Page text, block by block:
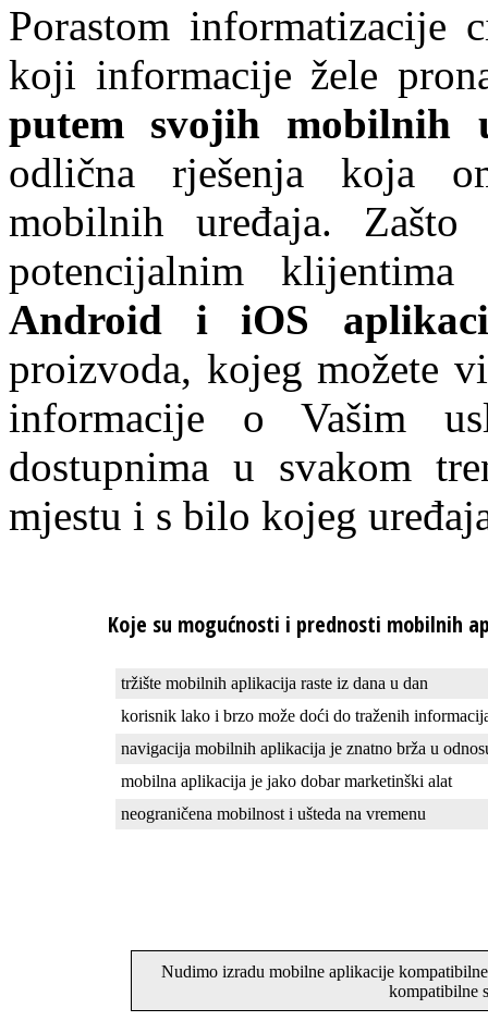
Porastom
koji informacije žele
putem svojih mobilnih
odlična rješenja koja
mobilnih uređaja.
potencijalnim
Android i iOS
proizvoda, kojeg možete
informacije o Vašim
dostupnima u svakom
mjestu i s bilo kojeg
Koje su mogućnosti i prednosti mobilnih
tržište mobilnih aplikacija raste iz dana u dan
korisnik lako i brzo može doći do traženih
navigacija mobilnih aplikacija je znatno brža u
mobilna aplikacija je jako dobar marketinški alat
neograničena mobilnost i ušteda na vremenu
Nudimo izradu mobilne aplikacije
kompatibilne